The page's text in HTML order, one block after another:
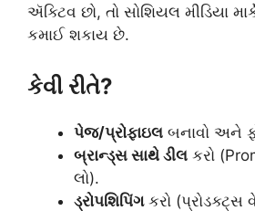
ઍક્ટિવ છો, તો સોશિયલ મીડિયા
કમાઈ શકાય છે.
કેવી રીતે?
પેજ/પ્રોફાઇલ બનાવો અને
બ્રાન્ડ્સ સાથે ડીલ કરો
લો).
ડ્રોપશિપિંગકરો (પ્રોડક્ટ્સ